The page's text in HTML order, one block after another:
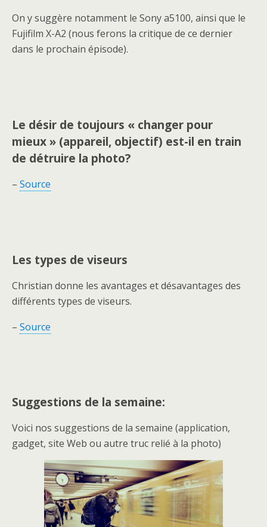
On y suggère notamment le Sony a5100, ainsi que le
Fujifilm X-A2 (nous ferons la critique de ce dernier
dans le prochain épisode).
Le désir de toujours « changer pour
mieux » (appareil, objectif) est-il en train
de détruire la photo?
– Source
Les types de viseurs
Christian donne les avantages et désavantages des
différents types de viseurs.
– Source
Suggestions de la semaine:
Voici nos suggestions de la semaine (application,
gadget, site Web ou autre truc relié à la photo)